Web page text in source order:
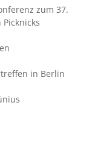
zum 37.
in Berlin